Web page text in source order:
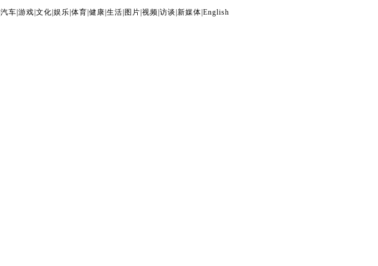
汽车 游戏 文化 娱乐 体育 健康 生活 图片 视频 访谈 新媒体 English